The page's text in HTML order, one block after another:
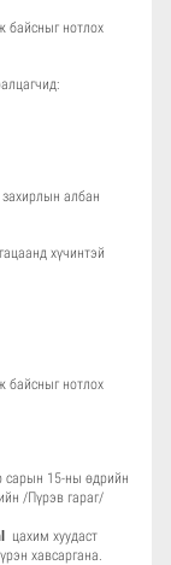
байсныг нотлох
захирлын албан
хүчинтэй
байсныг нотлох
сарын 15-ны өдрийн
/Пүрэв гараг/
цахим хуудаст
хавсаргана.